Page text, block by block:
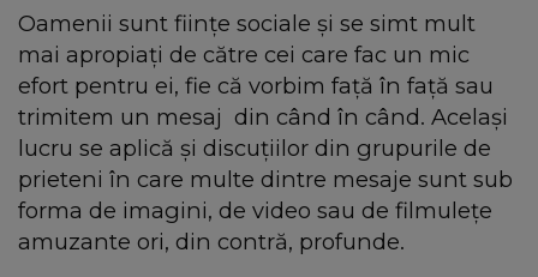
Oamenii sunt ființe sociale și se simt mult
mai apropiați de către cei care fac un mic
efort pentru ei, fie că vorbim față în față sau
trimitem un mesaj din când în când. Același
lucru se aplică și discuțiilor din grupurile de
prieteni în care multe dintre mesaje sunt sub
forma de imagini, de video sau de filmulețe
amuzante ori, din contră, profunde.